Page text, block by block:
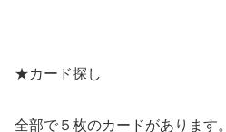
★カード探し
全部で５枚のカードがあります。